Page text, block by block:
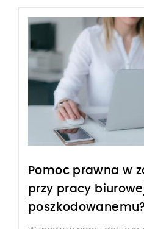
Pomoc prawna w
przy pracy